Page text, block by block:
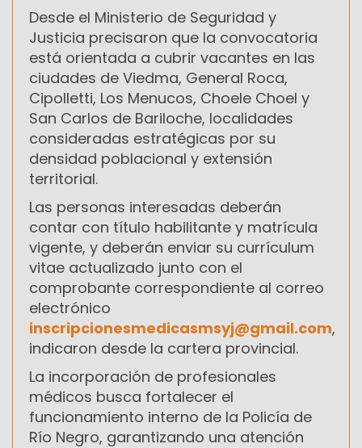
Desde el Ministerio de Seguridad y
Justicia precisaron que la convocatoria
está orientada a cubrir vacantes en las
ciudades de Viedma, General Roca,
Cipolletti, Los Menucos, Choele Choel y
San Carlos de Bariloche, localidades
consideradas estratégicas por su
densidad poblacional y extensión
territorial.
Las personas interesadas deberán
contar con título habilitante y matrícula
vigente, y deberán enviar su currículum
vitae actualizado junto con el
comprobante correspondiente al correo
electrónico
inscripcionesmedicasmsyj@gmail.com,
indicaron desde la cartera provincial.
La incorporación de profesionales
médicos busca fortalecer el
funcionamiento interno de la Policía de
Río Negro, garantizando una atención